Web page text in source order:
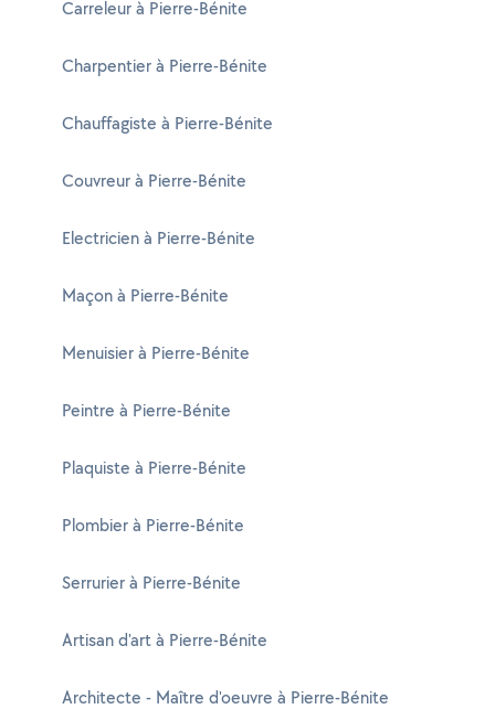
Carreleur à Pierre-Bénite
Charpentier à Pierre-Bénite
Chauffagiste à Pierre-Bénite
Couvreur à Pierre-Bénite
Electricien à Pierre-Bénite
Maçon à Pierre-Bénite
Menuisier à Pierre-Bénite
Peintre à Pierre-Bénite
Plaquiste à Pierre-Bénite
Plombier à Pierre-Bénite
Serrurier à Pierre-Bénite
Artisan d'art à Pierre-Bénite
Architecte - Maître d'oeuvre à Pierre-Bénite